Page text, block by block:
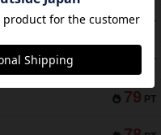
108 PT
PT
79 PT